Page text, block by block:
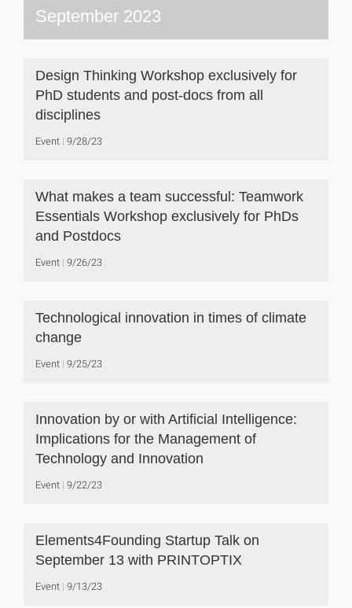
September 2023
Design Thinking Workshop exclusively for
PhD students and post-docs from all
disciplines
Event 9/28/23
What makes a team successful: Teamwork
Essentials Workshop exclusively for PhDs
and Postdocs
Event 9/26/23
Technological innovation in times of climate
change
Event 9/25/23
Innovation by or with Artificial Intelligence:
Implications for the Management of
Technology and Innovation
Event 9/22/23
Elements4Founding Startup Talk on
September 13 with PRINTOPTIX
Event 9/13/23